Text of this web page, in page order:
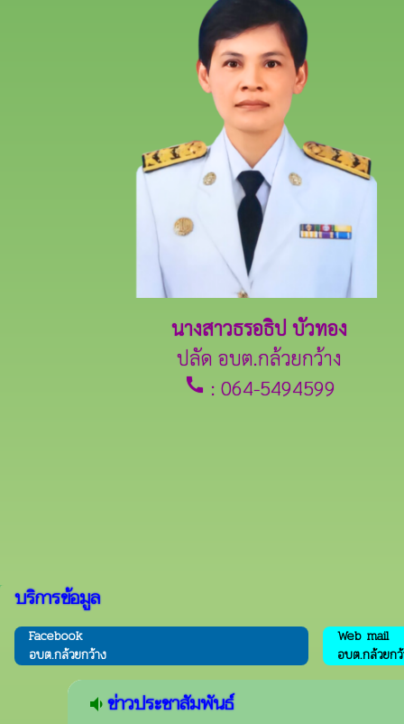
นางสาวธรอธิป บัวทอง
ปลัด อบต.กล้วยกว้าง
call : 064-5494599
บริการข้อมูล
Facebook
อบต.กล้วยกว้าง
Web mail
อบต.กล้วยก
volume_down ข่าวประชาสัมพันธ์